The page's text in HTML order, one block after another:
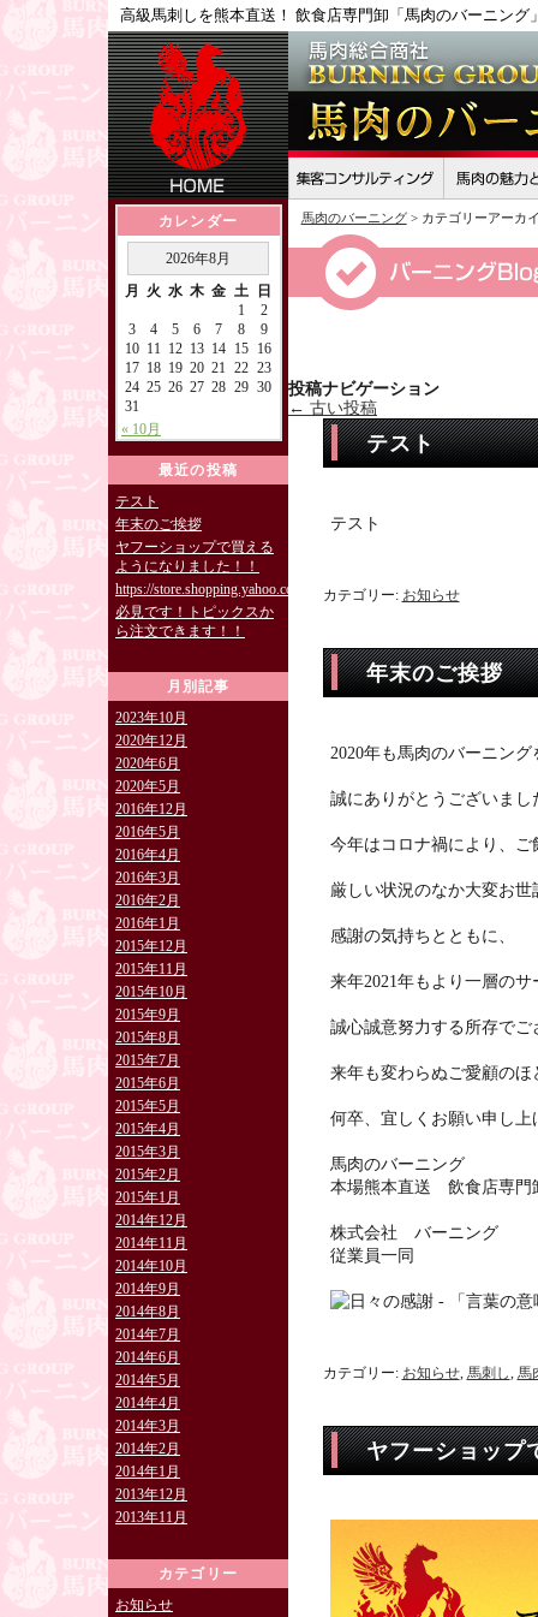
高級馬刺しを熊本直送！ 飲食店専門卸「馬肉のバーニング
カレンダー
2026年8月
月
火 水 木 金 土 日
« 10月
1
2
3
4 5 6 7 8
9
10 11 12 13 14 15
16
17 18 19 20 21 22 23
24 25 26 27 28 29 30
31
最近の投稿
テスト
年末のご挨拶
ヤフーショップで買える
ようになりました！！
https://store.shopping.yahoo.co.jp/burning829/
必見です！トピックスか
ら注文できます！！
月別記事
2023年10月
2020年12月
2020年6月
2020年5月
2016年12月
2016年5月
2016年4月
2016年3月
2016年2月
2016年1月
2015年12月
2015年11月
2015年10月
2015年9月
2015年8月
2015年7月
2015年6月
2015年5月
2015年4月
2015年3月
2015年2月
2015年1月
2014年12月
2014年11月
2014年10月
2014年9月
2014年8月
2014年7月
2014年6月
2014年5月
2014年4月
2014年3月
2014年2月
2014年1月
2013年12月
2013年11月
カテゴリー
お知らせ
馬肉のバーニング> カテゴリーアーカ
投稿ナビゲーション
← 古い投稿
テスト
テスト
カテゴリー: お知らせ
年末のご挨拶
2020年も馬肉のバーニン
誠にありがとうございまし
今年はコロナ禍により、
厳しい状況のなか大変お
感謝の気持ちとともに、
来年2021年もより一層の
誠心誠意努力する所存でご
来年も変わらぬご愛顧のほ
何卒、宜しくお願い申し上
馬肉のバーニング
本場熊本直送 飲食店専門
株式会社 バーニング
従業員一同
カテゴリー: お知らせ, 馬刺し, 馬
ヤフーショップ